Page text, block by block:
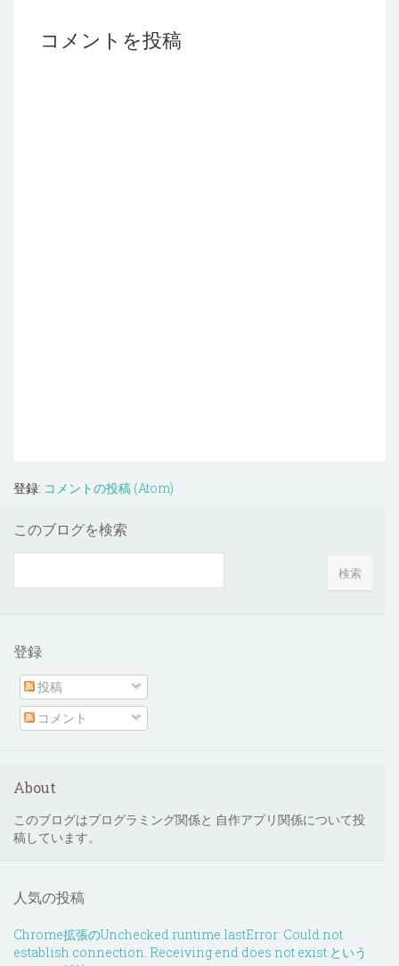
コメントを投稿
登録: コメントの投稿 (Atom)
このブログを検索
登録
投稿
コメント
About
このブログはプログラミング関係と 自作アプリ関係について投
稿しています。
人気の投稿
Chrome拡張のUnchecked runtime.lastError: Could not
establish connection. Receiving end does not exist.という